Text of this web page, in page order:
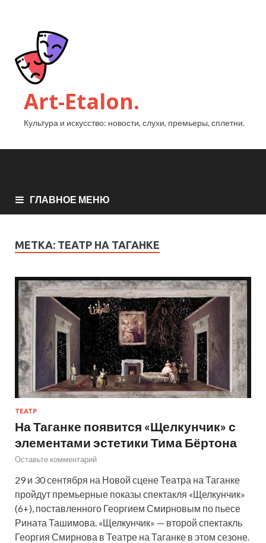
Art-Etalon.
Культура и искусство: новости, слухи, премьеры, сплетни.
ГЛАВНОЕ МЕНЮ
МЕТКА: ТЕАТР НА ТАГАНКЕ
ТЕАТР
На Таганке появится «Щелкунчик» с
элементами эстетики Тима Бёртона
Оставьте комментарий
29 и 30 сентября на Новой сцене Театра на Таганке
пройдут премьерные показы спектакля «Щелкунчик»
(6+), поставленного Георгием Смирновым по пьесе
Рината Ташимова. «Щелкунчик» — второй спектакль
Георгия Смирнова в Театре на Таганке в этом сезоне.